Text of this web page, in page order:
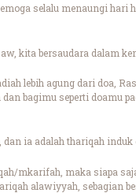
selalu menaungi hari
kita bersaudara dalam
lebih agung dari doa,
bagimu seperti doamu
ia adalah thariqah
mkarifah, maka siapa
alawiyyah, sebagian